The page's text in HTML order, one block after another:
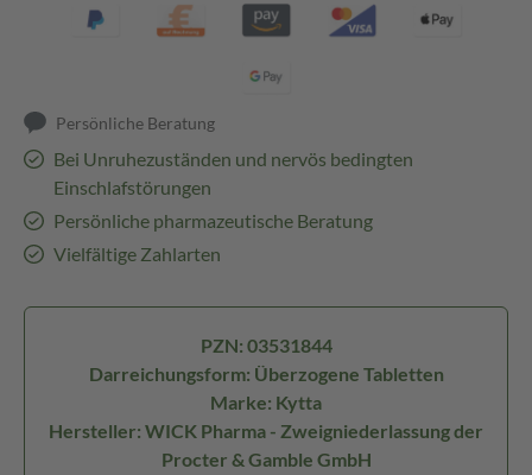
Persönliche Beratung
Bei Unruhezuständen und nervös bedingten
Einschlafstörungen
Persönliche pharmazeutische Beratung
Vielfältige Zahlarten
PZN: 03531844
Darreichungsform: Überzogene Tabletten
Marke: Kytta
Hersteller: WICK Pharma - Zweigniederlassung der
Procter & Gamble GmbH